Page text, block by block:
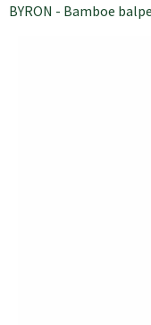
BYRON - Bamboe